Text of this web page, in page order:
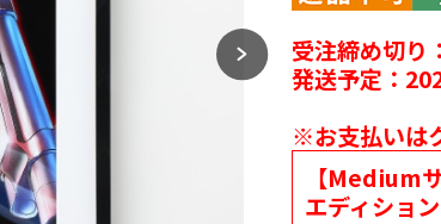
受注締め切り
発送予定：
※お支払いは
【Medium
エディショ